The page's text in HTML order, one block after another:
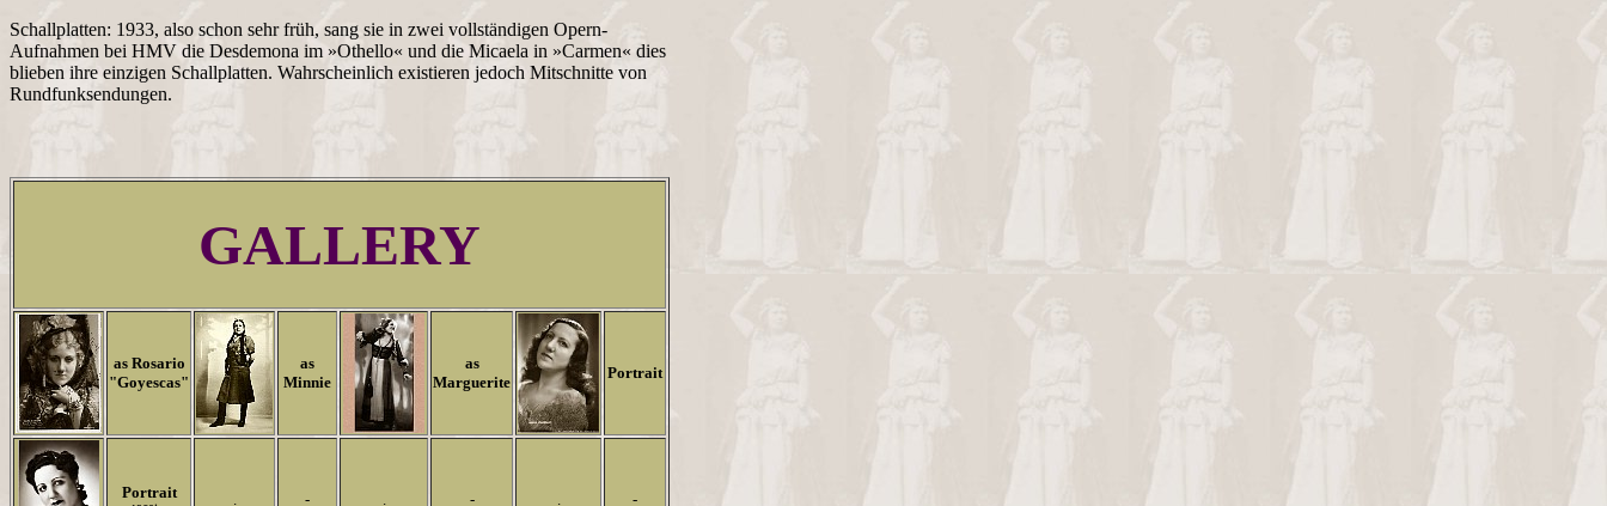
Schallplatten: 1933, also schon sehr früh, sang sie in zwei vollständigen Opern-
Aufnahmen bei HMV die Desdemona im »Othello« und die Micaela in »Carmen« dies
blieben ihre einzigen Schallplatten. Wahrscheinlich existieren jedoch Mitschnitte von
Rundfunksendungen.
GALLERY
as Rosario
"Goyescas"
as
Minnie
as
Marguerite
Portrait
Portrait . - . - . -